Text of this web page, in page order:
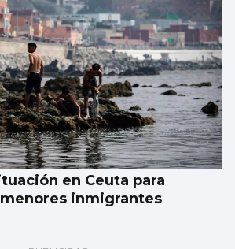
en Ceuta para
inmigrantes